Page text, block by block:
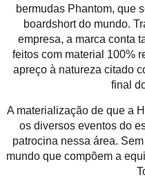
bermudas Phantom, que
boardshort do mundo.
empresa, a marca conta
feitos com material 100%
apreço à natureza citado
final
A materialização de que a
os diversos eventos do
patrocina nessa área.
mundo que compõem a